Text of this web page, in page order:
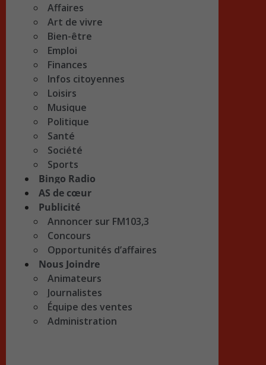
Affaires
Art de vivre
Bien-être
Emploi
Finances
Infos citoyennes
Loisirs
Musique
Politique
Santé
Société
Sports
Bingo Radio
AS de cœur
Publicité
Annoncer sur FM103,3
Concours
Opportunités d’affaires
Nous Joindre
Animateurs
Journalistes
Équipe des ventes
Administration